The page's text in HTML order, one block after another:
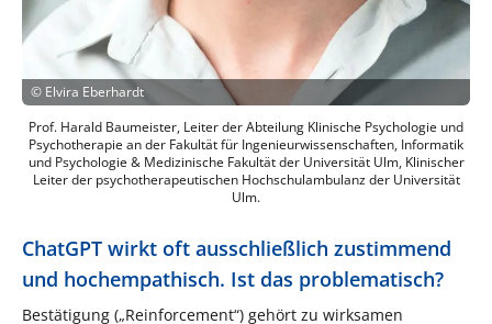
© Elvira Eberhardt
Prof. Harald Baumeister, Leiter der Abteilung Klinische Psychologie und
Psychotherapie an der Fakultät für Ingenieurwissenschaften, Informatik
und Psychologie & Medizinische Fakultät der Universität Ulm, Klinischer
Leiter der psychotherapeutischen Hochschulambulanz der Universität
Ulm.
ChatGPT wirkt oft ausschließlich zustimmend
und hochempathisch. Ist das problematisch?
Bestätigung („Reinforcement“) gehört zu wirksamen